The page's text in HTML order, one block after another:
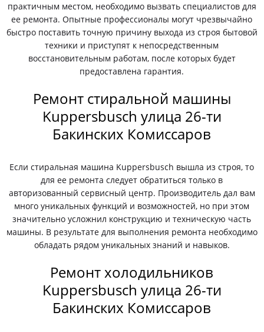
практичным местом, необходимо вызвать специалистов для
ее ремонта. Опытные профессионалы могут чрезвычайно
быстро поставить точную причину выхода из строя бытовой
техники и приступят к непосредственным
восстановительным работам, после которых будет
предоставлена гарантия.
Ремонт стиральной машины
Kuppersbusch улица 26-ти
Бакинских Комиссаров
Если стиральная машина Kuppersbusch вышла из строя, то
для ее ремонта следует обратиться только в
авторизованный сервисный центр. Производитель дал вам
много уникальных функций и возможностей, но при этом
значительно усложнил конструкцию и техническую часть
машины. В результате для выполнения ремонта необходимо
обладать рядом уникальных знаний и навыков.
Ремонт холодильников
Kuppersbusch улица 26-ти
Бакинских Комиссаров